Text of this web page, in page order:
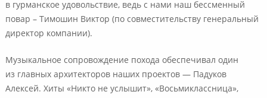
в гурманское удовольствие, ведь с нами наш бессменный
повар – Тимошин Виктор (по совместительству генеральный
директор компании).
Музыкальное сопровождение похода обеспечивал один
из главных архитекторов наших проектов — Падуков
Алексей. Хиты «Никто не услышит», «Восьмиклассница»,